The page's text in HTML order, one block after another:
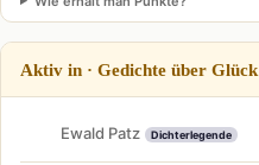
Aktiv in · Gedichte über Glück
Ewald Patz Dichterlegende